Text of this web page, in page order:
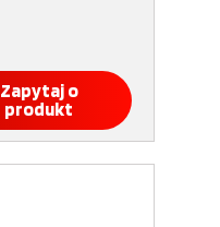
Zapytaj o
produkt